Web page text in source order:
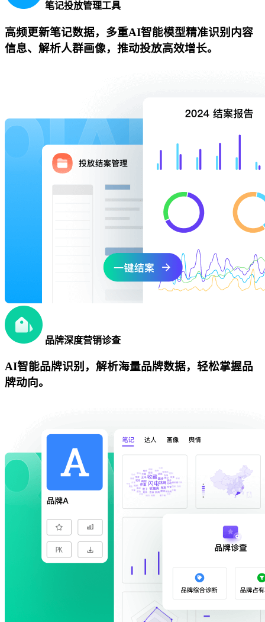
笔记投放管理工具
高频更新笔记数据，多重AI智能模型精准识别内容
信息、解析人群画像，推动投放高效增长。
品牌深度营销诊查
AI智能品牌识别，解析海量品牌数据，轻松掌握品
牌动向。